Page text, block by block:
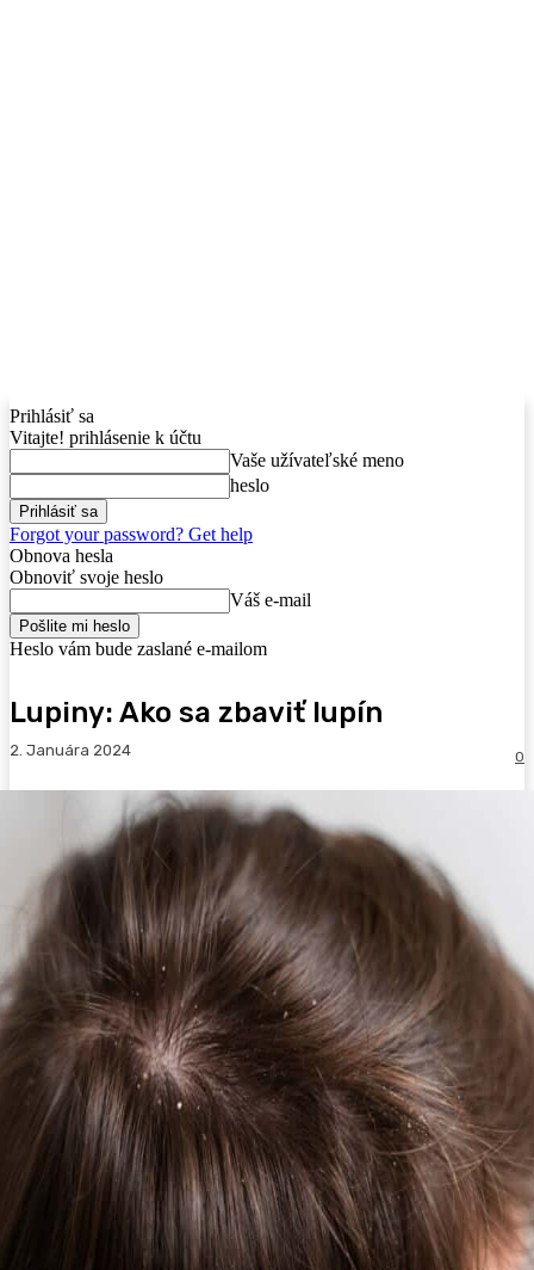
Prihlásiť sa
Vitajte! prihlásenie k účtu
Vaše užívateľské meno
heslo
Forgot your password? Get help
Obnova hesla
Obnoviť svoje heslo
Váš e-mail
Heslo vám bude zaslané e-mailom
Lupiny: Ako sa zbaviť lupín
2. Januára 2024 0